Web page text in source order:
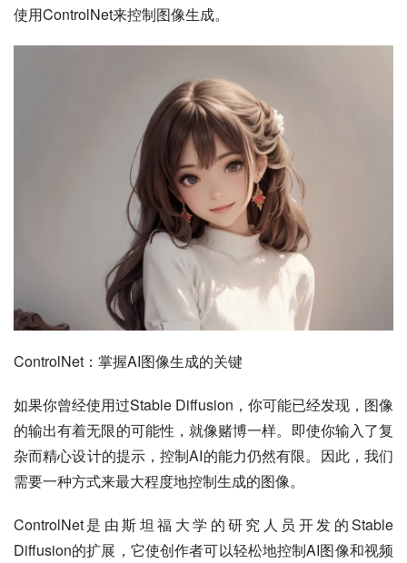
使用ControlNet来控制图像生成。
ControlNet：掌握AI图像生成的关键
如果你曾经使用过Stable Diffusion，你可能已经发现，图像
的输出有着无限的可能性，就像赌博一样。即使你输入了复
杂而精心设计的提示，控制AI的能力仍然有限。因此，我们
需要一种方式来最大程度地控制生成的图像。
ControlNet是由斯坦福大学的研究人员开发的Stable
Diffusion的扩展，它使创作者可以轻松地控制AI图像和视频